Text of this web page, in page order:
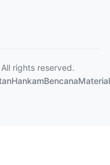
All rights reserved.
HankamBencanaMaterial